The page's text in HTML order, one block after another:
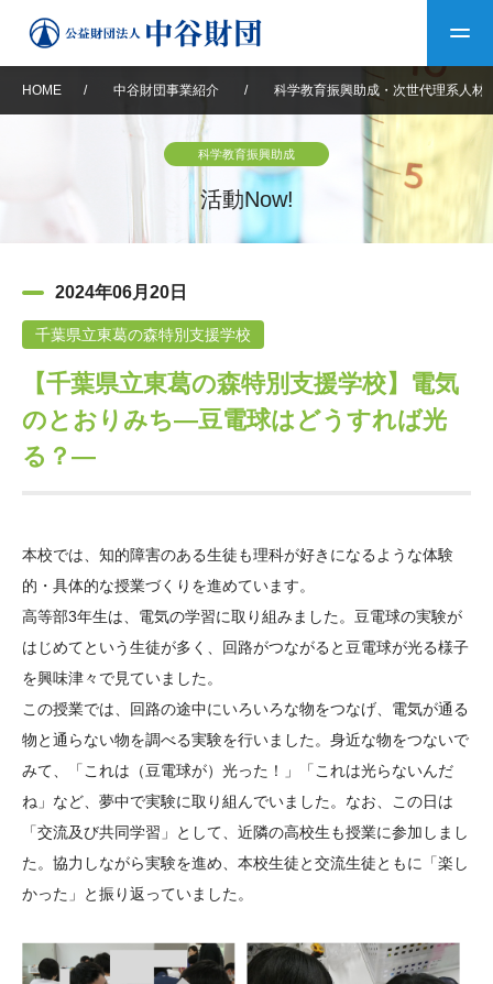
中谷財団について
設立趣意書 財団概要
沿革 40年史デジタルブック
中谷財団40年史
年報一覧 中谷財団レポート
中谷財団事業紹介 中谷賞
神戸賞 長期大型研究助成
研究助成
ム
科学教育振興助成・
次世代理系人材育成プ
ログラム助成
中谷財団動画紹介
その他情報
その他情報
アクセス よくあるご質問
サイトマップ 中谷財団アーカイブ
日本語 English マイページ
HOME / 中谷財団事業紹介 / 科学教育振興助成・次世代理系人材
科学教育振興助成
活動Now!
2024年06月20日
千葉県立東葛の森特別支援学校
【千葉県立東葛の森特別支援学校】電気
のとおりみち―豆電球はどうすれば光
る？―
本校では、知的障害のある生徒も理科が好きになるような体験
的・具体的な授業づくりを進めています。
高等部3年生は、電気の学習に取り組みました。豆電球の実験が
はじめてという生徒が多く、回路がつながると豆電球が光る様子
を興味津々で見ていました。
この授業では、回路の途中にいろいろな物をつなげ、電気が通る
物と通らない物を調べる実験を行いました。身近な物をつないで
みて、「これは（豆電球が）光った！」「これは光らないんだ
ね」など、夢中で実験に取り組んでいました。なお、この日は
「交流及び共同学習」として、近隣の高校生も授業に参加しまし
た。協力しながら実験を進め、本校生徒と交流生徒ともに「楽し
かった」と振り返っていました。